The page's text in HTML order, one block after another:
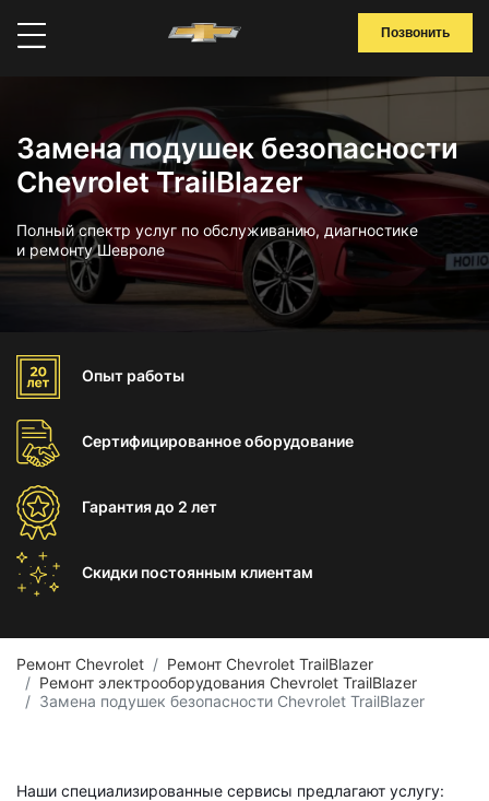
Позвонить
Замена подушек безопасности
Chevrolet TrailBlazer
Полный спектр услуг по обслуживанию, диагностике
и ремонту Шевроле
Опыт работы
Сертифицированноеоборудование
Гарантиядо 2 лет
Скидки постоянным клиентам
Ремонт Chevrolet
Ремонт Chevrolet TrailBlazer
Ремонт электрооборудования Chevrolet TrailBlazer
Замена подушек безопасности Chevrolet TrailBlazer
Наши специализированные сервисы предлагают услугу: